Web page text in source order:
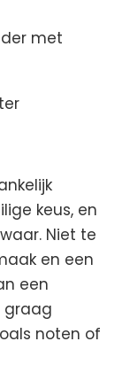
met
keus, en
Niet te
en een
een
graag
noten of